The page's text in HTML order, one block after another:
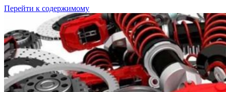
Перейти к содержимому